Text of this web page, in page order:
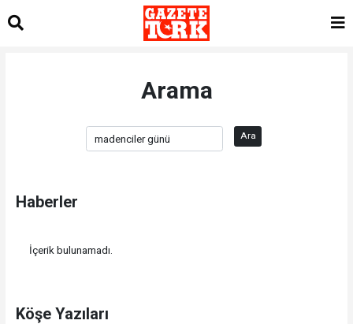
Arama
Ara
Haberler
İçerik bulunamadı.
Köşe Yazıları